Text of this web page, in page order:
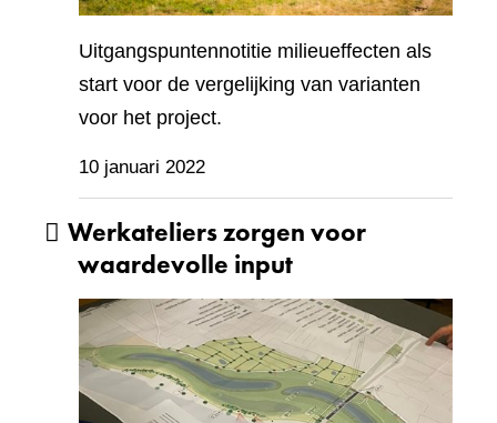
Uitgangspuntennotitie milieueffecten als
start voor de vergelijking van varianten
voor het project.
10 januari 2022
Werkateliers zorgen voor
waardevolle input